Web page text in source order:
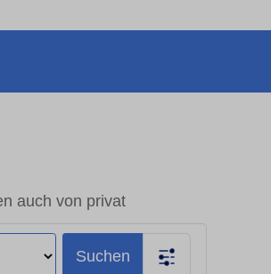
auch von privat
Suchen